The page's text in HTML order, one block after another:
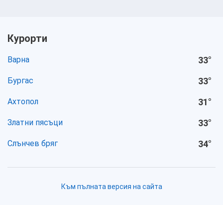
Курорти
Варна 33°
Бургас 33°
Ахтопол 31°
Златни пясъци 33°
Слънчев бряг 34°
Към пълната версия на сайта